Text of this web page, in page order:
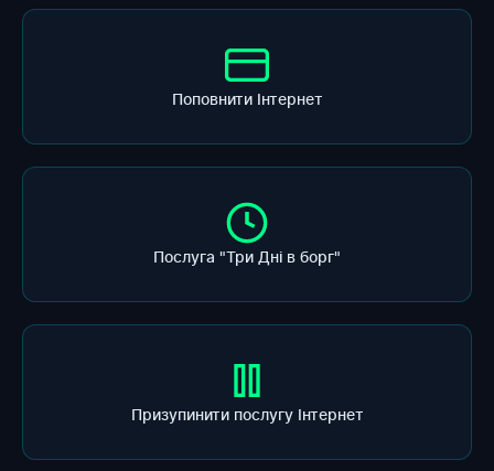
Поповнити Інтернет
Послуга "Три Дні в борг"
Призупинити послугу Інтернет